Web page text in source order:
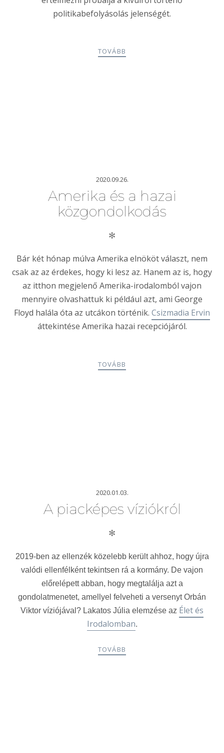
politikabefolyásolás jelenségét.
TOVÁBB
2020.09.26.
Amerika és a hazai
közgondolkodás
✻
Bár két hónap múlva Amerika elnököt választ, nem
csak az az érdekes, hogy ki lesz az. Hanem az is, hogy
az itthon megjelenő Amerika-irodalomból vajon
mennyire olvashattuk ki például azt, ami George
Floyd halála óta az utcákon történik. Csizmadia Ervin
áttekintése Amerika hazai recepciójáról.
TOVÁBB
2020.01.03.
A piacképes víziókról
✻
2019-ben az ellenzék közelebb került ahhoz, hogy újra
valódi ellenfélként tekintsen rá a kormány. De vajon
előrelépett abban, hogy megtalálja azt a
gondolatmenetet, amellyel felveheti a versenyt Orbán
Viktor víziójával? Lakatos Júlia elemzése az Élet és
Irodalomban.
TOVÁBB